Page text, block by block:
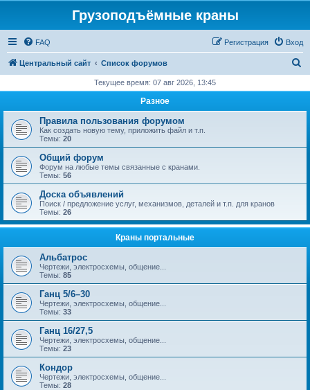
Грузоподъёмные краны
FAQ Вход
Регистрация
Центральный сайт Список форумов
с
Текущее время: 07 авг 2026, 13:45
Разное
Правила пользования форумом
Как создать новую тему, приложить файл и т.п.
Темы: 20
Общий форум
Форум на любые темы связанные с кранами.
Темы: 56
Доска объявлений
Поиск / предложение услуг, механизмов, деталей и т.п. для кранов
Темы: 26
Краны портальные
Альбатрос
Чертежи, электросхемы, общение...
Темы: 85
Ганц 5/6–30
Чертежи, электросхемы, общение...
Темы: 33
Ганц 16/27,5
Чертежи, электросхемы, общение...
Темы: 23
Кондор
Чертежи, электросхемы, общение...
Темы: 28